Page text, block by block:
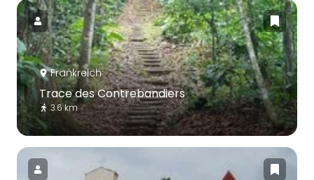
Frankreich
Trace des Contrebandiers
3.6 km